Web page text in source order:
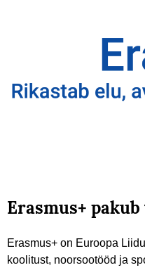
Erasmus+
Erasmus+ on Euroopa
koolitust, noorsootööd ja